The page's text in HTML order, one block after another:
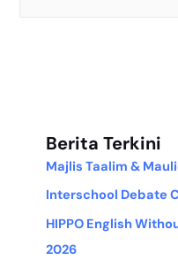
Berita Terkini
Majlis Taalim &
Interschool Debate
HIPPO English
2026